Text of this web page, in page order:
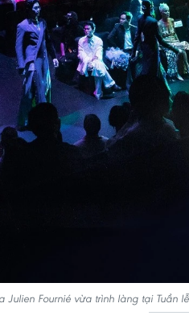
Julien Fournié vừa trình làng tại